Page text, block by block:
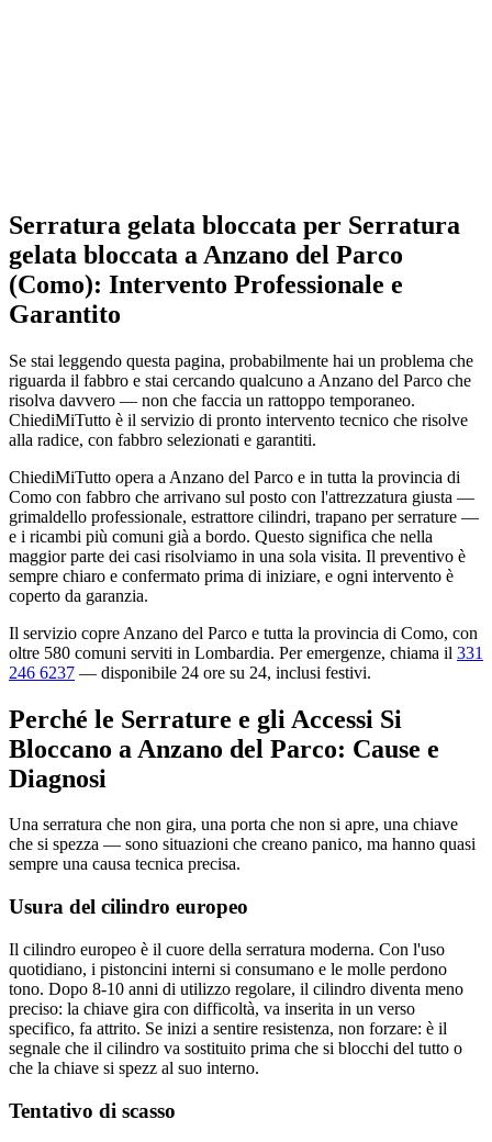
Serratura gelata bloccata per Serratura
gelata bloccata a Anzano del Parco
(Como): Intervento Professionale e
Garantito
Se stai leggendo questa pagina, probabilmente hai un problema che
riguarda il fabbro e stai cercando qualcuno a Anzano del Parco che
risolva davvero — non che faccia un rattoppo temporaneo.
ChiediMiTutto è il servizio di pronto intervento tecnico che risolve
alla radice, con fabbro selezionati e garantiti.
ChiediMiTutto opera a Anzano del Parco e in tutta la provincia di
Como con fabbro che arrivano sul posto con l'attrezzatura giusta —
grimaldello professionale, estrattore cilindri, trapano per serrature —
e i ricambi più comuni già a bordo. Questo significa che nella
maggior parte dei casi risolviamo in una sola visita. Il preventivo è
sempre chiaro e confermato prima di iniziare, e ogni intervento è
coperto da garanzia.
Il servizio copre Anzano del Parco e tutta la provincia di Como, con
oltre 580 comuni serviti in Lombardia. Per emergenze, chiama il 331
246 6237 — disponibile 24 ore su 24, inclusi festivi.
Perché le Serrature e gli Accessi Si
Bloccano a Anzano del Parco: Cause e
Diagnosi
Una serratura che non gira, una porta che non si apre, una chiave
che si spezza — sono situazioni che creano panico, ma hanno quasi
sempre una causa tecnica precisa.
Usura del cilindro europeo
Il cilindro europeo è il cuore della serratura moderna. Con l'uso
quotidiano, i pistoncini interni si consumano e le molle perdono
tono. Dopo 8-10 anni di utilizzo regolare, il cilindro diventa meno
preciso: la chiave gira con difficoltà, va inserita in un verso
specifico, fa attrito. Se inizi a sentire resistenza, non forzare: è il
segnale che il cilindro va sostituito prima che si blocchi del tutto o
che la chiave si spezz al suo interno.
Tentativo di scasso